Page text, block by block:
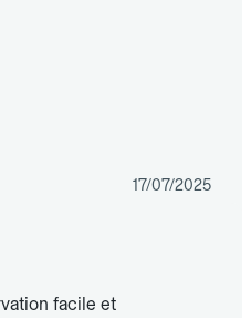
17/07/2025
facile et